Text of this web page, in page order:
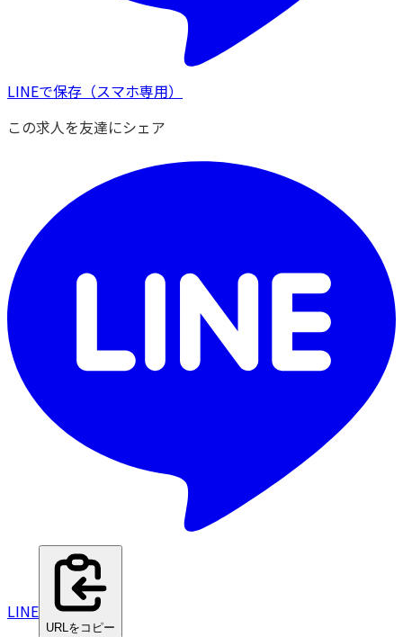
LINEで保存 （スマホ専用）
この求人を友達にシェア
LINE
URLをコピー